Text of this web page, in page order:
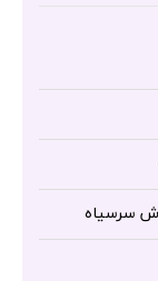
سرسیاه